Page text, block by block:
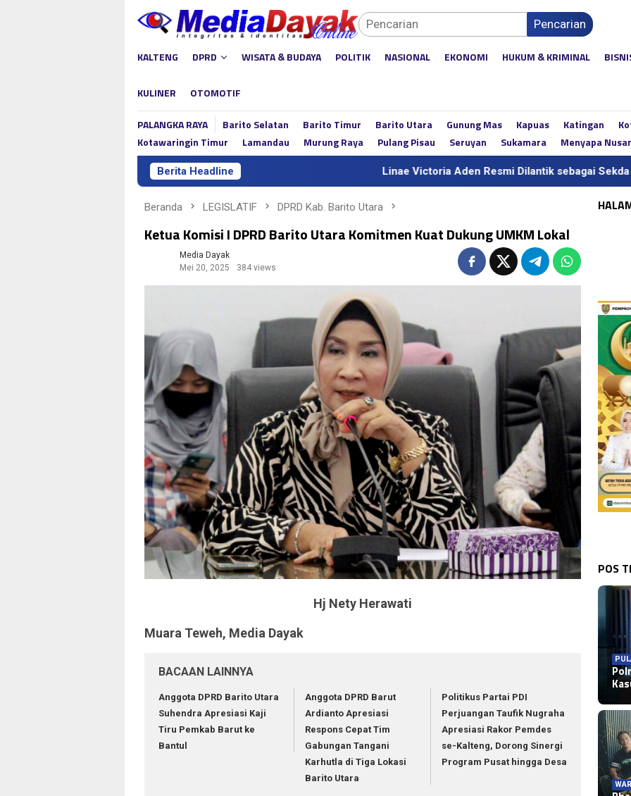
Loncat
Pencarian
KALTENG DPRD WISATA & BUDAYA POLITIK NASIONAL EKONOMI HUKUM & KRIMINAL
KULINER OTOMOTIF
PALANGKA RAYA Barito Selatan Barito Timur Barito Utara Gunung Mas Kapuas Katingan
Kotawaringin Timur
Lamandau Murung Raya Pulang Pisau Seruyan Sukamara Menyapa
Berita Headline Linae Victoria Aden Resmi Dilantik sebagai Sekda Definitif Kalteng,
Beranda LEGISLATIF DPRD Kab. Barito Utara
Ketua Komisi I DPRD Barito Utara Komitmen Kuat Dukung UMKM Lokal
Media Dayak
Mei 20, 2025
384 views
Hj Nety Herawati
Muara Teweh, Media Dayak
BACAAN LAINNYA
Anggota DPRD Barito Utara
Suhendra Apresiasi Kaji
Tiru Pemkab Barut ke
Bantul
Anggota DPRD Barut
Ardianto Apresiasi
Respons Cepat Tim
Gabungan Tangani
Karhutla di Tiga Lokasi
Barito Utara
Politikus Partai PDI
Perjuangan Taufik Nugraha
Apresiasi Rakor Pemdes
se-Kalteng, Dorong Sinergi
Program Pusat hingga Desa
POS